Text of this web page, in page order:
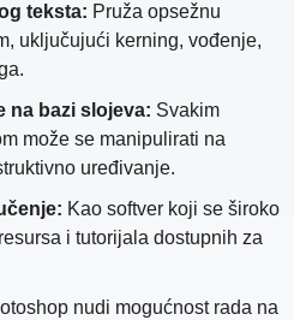
teksta: Pruža opsežnu
uključujući kerning, vođenje,
na bazi slojeva: Svakim
može se manipulirati na
uređivanje.
Kao softver koji se široko
i tutorijala dostupnih za
nudi mogućnost rada na